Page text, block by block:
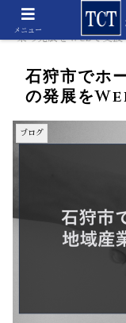
ホーム ブロ
業の発展をWebで支援
石狩市でホ
の発展を
ブログ
メニュー